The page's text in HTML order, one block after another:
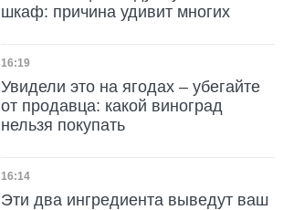
шкаф: причина удивит многих
Дата публикации
16:19
Увидели это на ягодах – убегайте
от продавца: какой виноград
нельзя покупать
Дата публикации
16:14
Эти два ингредиента выведут ваш